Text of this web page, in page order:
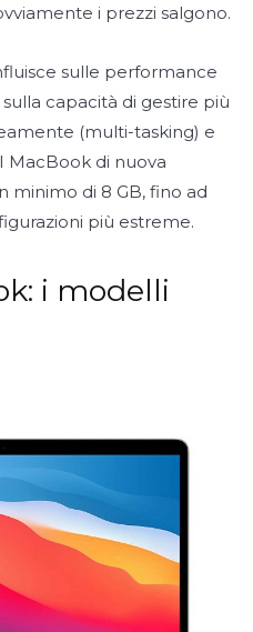
i prezzi salgono.
sulle performance
capacità di gestire più
(multi-tasking) e
MacBook di nuova
minimo di 8 GB, fino ad
più estreme.
i modelli